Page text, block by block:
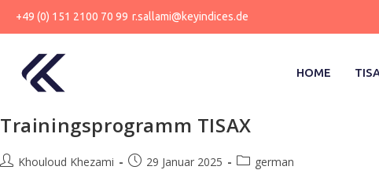
+49 (0) 151 2100 70 99 r.sallami@keyindices.de
HOME
Trainingsprogramm TISAX
Khouloud Khezami 29 Januar 2025 german